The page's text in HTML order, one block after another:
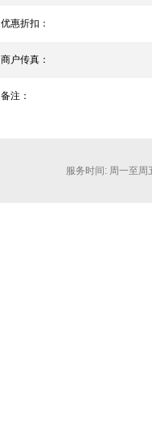
优惠折扣：
商户传真：
备注：
服务时间: 周一至